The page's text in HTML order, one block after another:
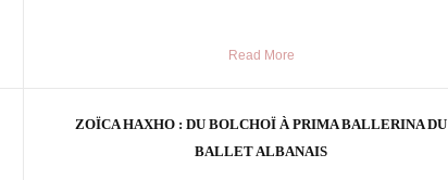
Read More
ZOÏCA HAXHO : DU BOLCHOÏ À PRIMA BALLERINA DU
BALLET ALBANAIS